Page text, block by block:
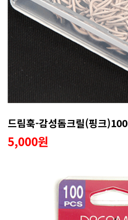
드림훅-감성돔크릴(핑크)100
5,000원